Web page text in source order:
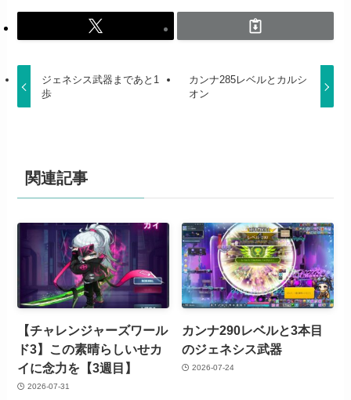
ジェネシス武器まであと1
歩
カンナ285レベルとカルシ
オン
関連記事
【チャレンジャーズワール
ド3】この素晴らしいせカ
イに念力を【3週目】
2026-07-31
カンナ290レベルと3本目
のジェネシス武器
2026-07-24